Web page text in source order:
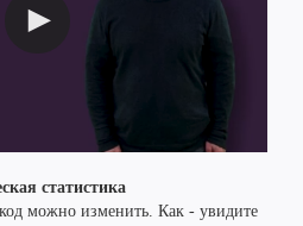
статистика
можно изменить. Как - увидите